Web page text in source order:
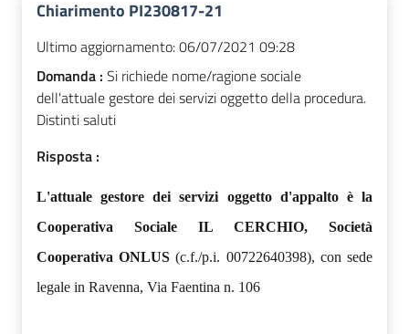
Chiarimento PI230817-21
Ultimo aggiornamento:06/07/2021 09:28
Domanda : Si richiede nome/ragione sociale
dell'attuale gestore dei servizi oggetto della procedura.
Distinti saluti
Risposta :
L'attuale gestore dei servizi oggetto d'appalto è la
Cooperativa Sociale IL CERCHIO, Società
Cooperativa ONLUS(c.f./p.i. 00722640398), con sede
legale in Ravenna, Via Faentina n. 106